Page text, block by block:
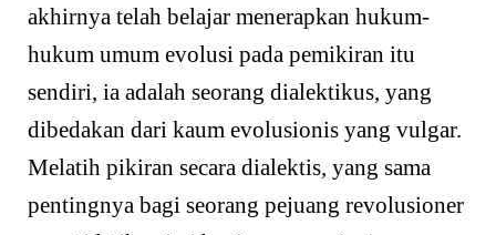
akhirnya telah belajar menerapkan hukum-
hukum umum evolusi pada pemikiran itu
sendiri, ia adalah seorang dialektikus, yang
dibedakan dari kaum evolusionis yang vulgar.
Melatih pikiran secara dialektis, yang sama
pentingnya bagi seorang pejuang revolusioner